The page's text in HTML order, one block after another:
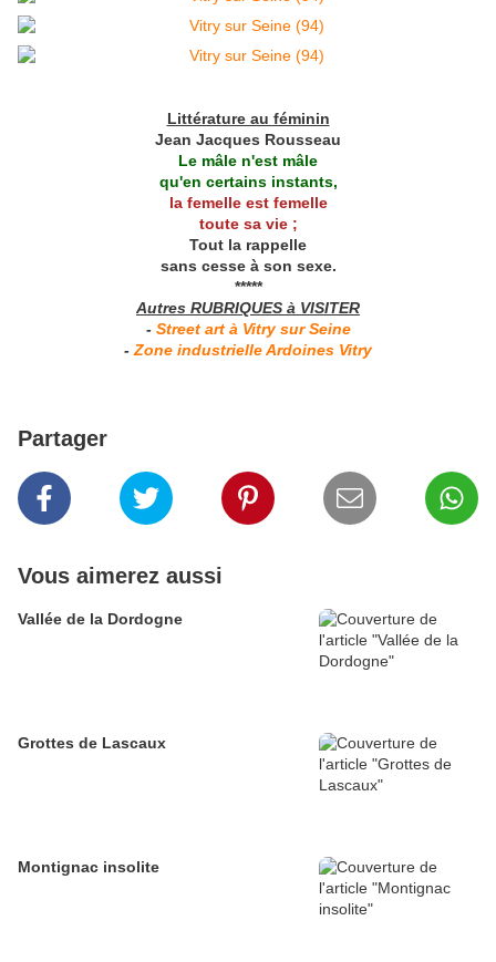
Littérature au féminin
Jean Jacques Rousseau
Le mâle n'est mâle
qu'en certains instants,
la femelle est femelle
toute sa vie ;
Tout la rappelle
sans cesse à son sexe.
*****
Autres RUBRIQUES à VISITER
- Street art à Vitry sur Seine
- Zone industrielle Ardoines Vitry
Partager
Vous aimerez aussi
Vallée de la Dordogne
Grottes de Lascaux
Montignac insolite